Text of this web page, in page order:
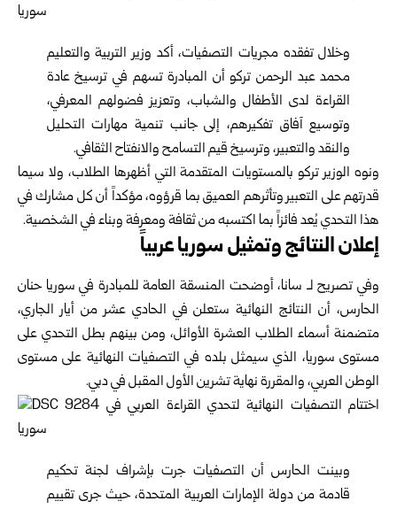
وخلال تفقده مجريات التصفيات، أكد وزير التربية والتعليم
محمد عبد الرحمن تركو أن المبادرة تسهم في ترسيخ عادة
القراءة لدى الأطفال والشباب، وتعزيز فضولهم المعرفي،
وتوسيع آفاق تفكيرهم، إلى جانب تنمية مهارات التحليل
والنقد والتعبير، وترسيخ قيم التسامح والانفتاح الثقافي.
ونوه الوزيرتركو بالمستويات المتقدمة التي أظهرها الطلاب، ولا سيما
قدرتهم على التعبير وتأثرهم العميق بما قرؤوه، مؤكداً أن كل مشارك في
هذا التحدي يُعد فائزاً بما اكتسبه من ثقافة ومعرفة وبناء في الشخصية.
إعلان النتائج وتمثيل سوريا عربياً
وفي تصريح لـ سانا، أوضحت المنسقة العامة للمبادرة في سوريا حنان
الحارس، أن النتائج النهائية ستعلن في الحادي عشر من أيار الجاري،
متضمنة أسماء الطلاب العشرة الأوائل، ومن بينهم بطل التحدي على
مستوى سوريا، الذي سيمثل بلده في التصفيات النهائية على مستوى
الوطن العربي، والمقررة نهاية تشرين الأول المقبل في دبي.
وبينت الحارس أن التصفيات جرت بإشراف لجنة تحكيم
قادمة من دولة الإمارات العربية المتحدة، حيث جرى تقييم